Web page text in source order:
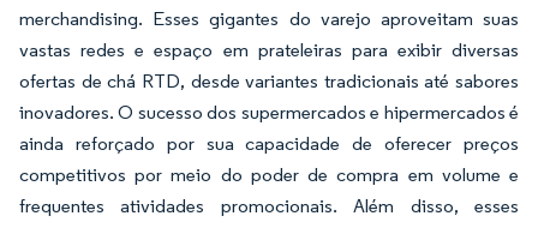
merchandising. Esses gigantes do varejo aproveitam suas
vastas redes e espaço em prateleiras para exibir diversas
ofertas de chá RTD, desde variantes tradicionais até sabores
inovadores. O sucesso dos supermercados e hipermercados é
ainda reforçado por sua capacidade de oferecer preços
competitivos por meio do poder de compra em volume e
frequentes atividades promocionais. Além disso, esses